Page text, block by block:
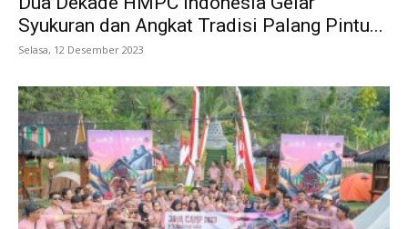
Syukuran dan Angkat Tradisi Palang Pintu...
Selasa, 12 Desember 2023